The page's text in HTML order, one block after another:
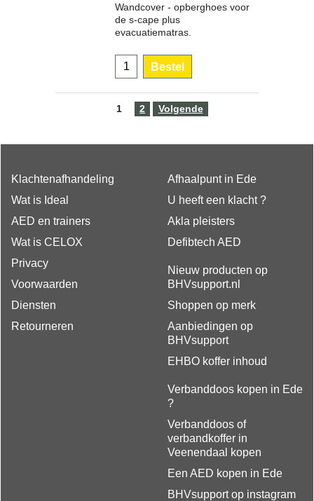
Wandcover - opberghoes voor
de s-cape plus
evacuatiematras.
Bestel
1 2 Volgende
Klachtenafhandeling
Wat is Ideal
AED en trainers
Wat is CELOX
Privacy
Voorwaarden
Diensten
Retourneren
Afhaalpunt in Ede
U heeft een klacht ?
Akla pleisters
Defibtech AED
Nieuw producten op
BHVsupport.nl
Shoppen op merk
Aanbiedingen op
BHVsupport
EHBO koffer inhoud
Verbanddoos kopen in Ede
?
Verbanddoos of
verbandkoffer in
Veenendaal kopen
Een AED kopen in Ede
BHVsupport op instagram